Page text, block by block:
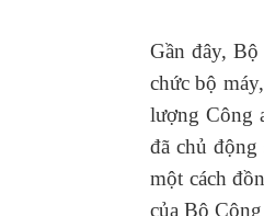
Gần đây,
chức bộ
lượng Công
đã chủ động
một cách
của Bộ